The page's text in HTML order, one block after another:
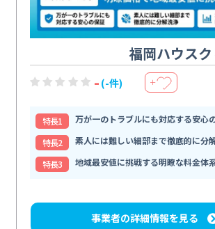
福岡ハウス
- (-件) ＋
特⻑1
万が一のトラブルにも対応する安心
特⻑2
素人には難しい細部まで徹底的に分
特⻑3
地域最安値に挑戦する明瞭な料金体
事業者の詳細情報を見る